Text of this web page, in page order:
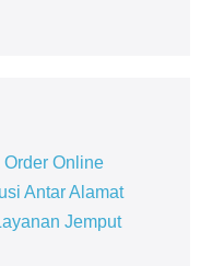
Online
Antar Alamat
Jemput